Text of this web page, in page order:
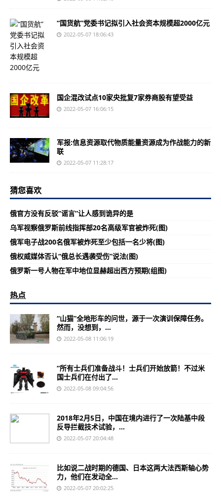
“国货航”党委书记拟引入社会资本规模超2000亿元
2022-05-07 18:06:43
国企混改试点10家央批复7家券商股有望受益
2022-05-07 16:06:15
军报:信息资源取代物质能量资源成为作战能力的新
联
2022-05-07 11:28:17
猜您喜欢
俄官方没有反驳“谣言”让人感到诡异的是
乌军视察俄罗斯前线指挥部20名高级军官被炸死(图)
俄军电子战200名俄军被炸死至少包括一名少将(图)
俄权威媒体否认“俄总长遇袭受伤”说法(图)
俄罗斯一号人物在军中地位显赫超出西方预期(组图)
热点
“山猫”全地形车的问世，源于一次演训保障任务。
然而，没想到，...
2022-05-08 11:06:19
“所有士兵们准备战斗！士兵们开始放箭！不过米
国士兵们在付出了...
2022-05-08 09:04:56
2018年2月5日，中国在境内进行了一次陆基中段
反导拦截技术试验，...
2022-05-07 20:04:48
比如说二战时期的德国、日本这两大法西斯轴心势
力，他们在发动全...
2022-05-07 20:02:25